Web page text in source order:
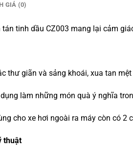
GIÁ (0)
tán tinh dầu CZ003 mang lại cảm
thư giãn và sảng khoái, xua tan
làm những món quà ý nghĩa
cho xe hơi ngoài ra máy còn có 2
thuật